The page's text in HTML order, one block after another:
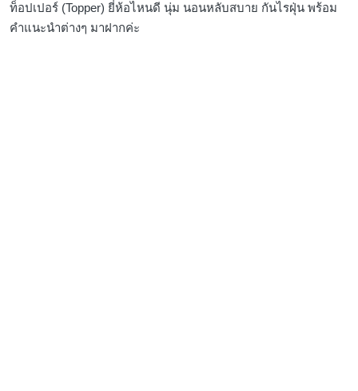
ท็อปเปอร์ (Topper) ยี่ห้อไหนดี นุ่ม นอนหลับสบาย กันไรฝุ่น พร้อม
คำแนะนำต่างๆ มาฝากค่ะ